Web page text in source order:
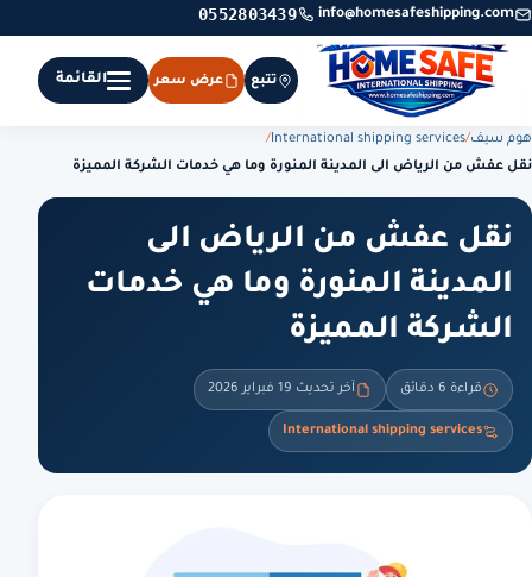
info@homesafeshipping.com
0552803439
تتبع عرض سعر القائمة
هوم سيف/
International shipping services
/
نقل عفش من الرياض الى المدينة المنورة وما هي خدمات الشركة المميزة
نقل عفش من الرياض الى
المدينة المنورة وما هي خدمات
الشركة المميزة
قراءة 6 دقائق آخر تحديث 19 فبراير 2026
International shipping services